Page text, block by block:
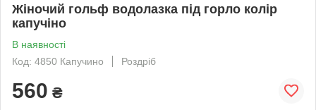
Жіночий гольф водолазка під горло колір
капучіно
В наявності
Код: 4850 Капучино
Роздріб
560 ₴